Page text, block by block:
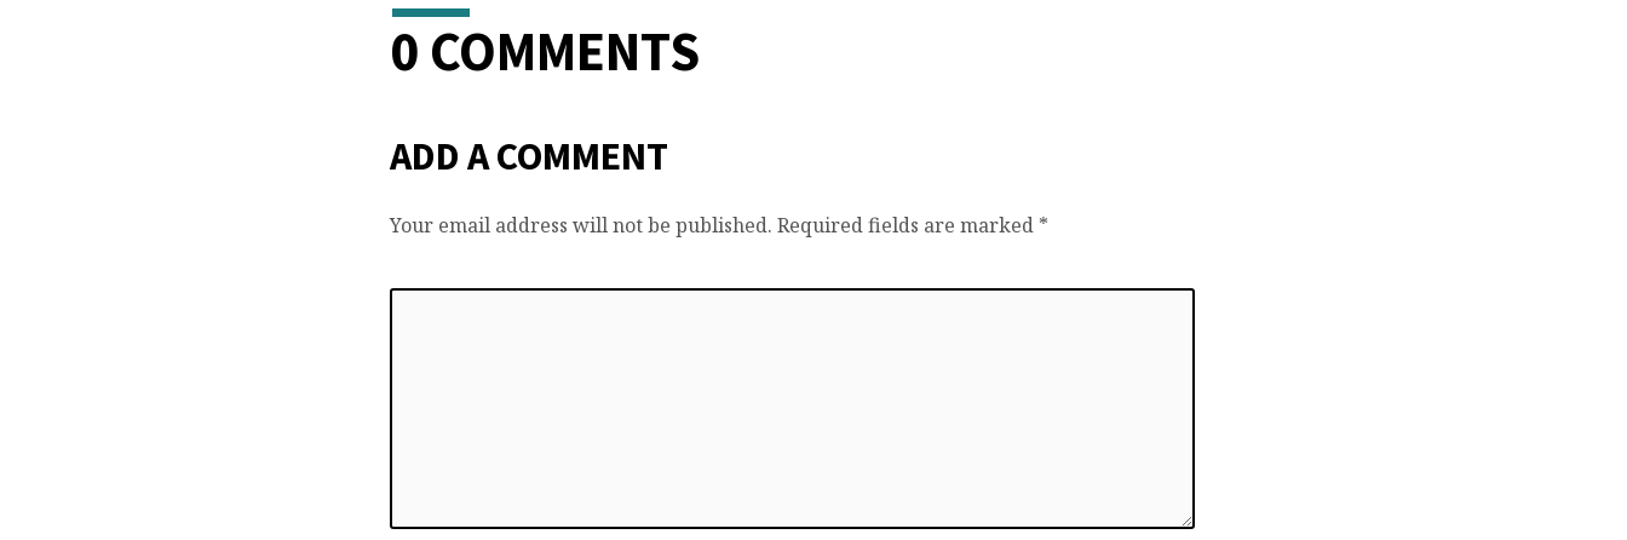
0 COMMENTS
ADD A COMMENT
Your email address will not be published. Required fields are marked *